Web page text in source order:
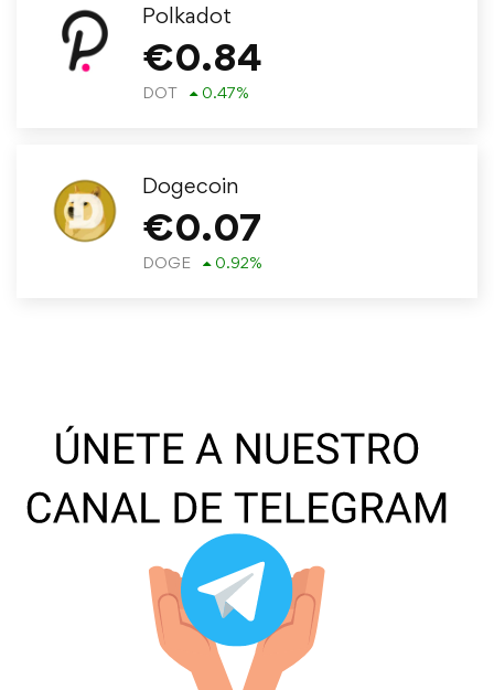
Polkadot
€0.84
DOT 0.47%
Dogecoin
€0.07
DOGE 0.92%